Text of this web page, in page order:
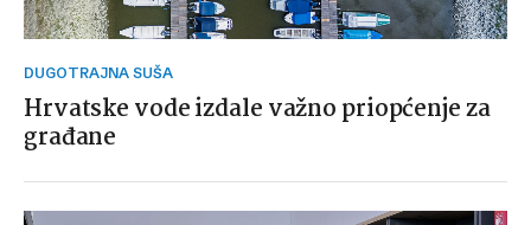
DUGOTRAJNA SUŠA
Hrvatske vode izdale važno priopćenje za
građane